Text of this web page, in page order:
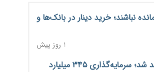
نباشند؛ خرید دینار در بانک‌ها و
۱ روز پیش
جنگ کریدورها وارد فاز جدید شد؛ سرمایه‌گذاری ۳۴۵ میلیارد